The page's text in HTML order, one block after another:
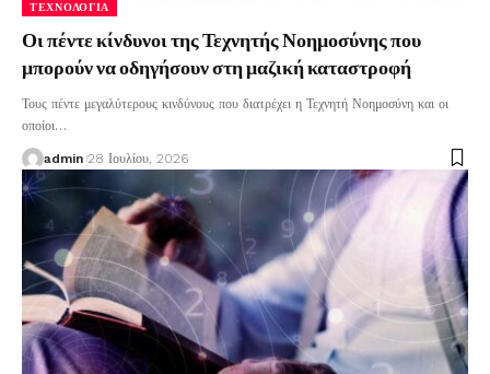
ΤΕΧΝΟΛΟΓΊΑ
Οι πέντε κίνδυνοι της Τεχνητής Νοημοσύνης που
μπορούν να οδηγήσουν στη μαζική καταστροφή
Τους πέντε μεγαλύτερους κινδύνους που διατρέχει η Τεχνητή Νοημοσύνη και οι
οποίοι…
admin 28 Ιουλίου, 2026